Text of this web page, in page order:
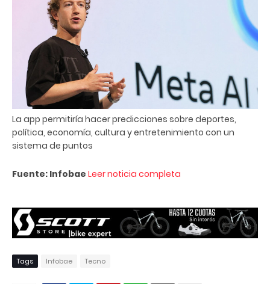
La app permitiría hacer predicciones sobre deportes,
política, economía, cultura y entretenimiento con un
sistema de puntos
Fuente: Infobae Leer noticia completa
Tags Infobae Tecno